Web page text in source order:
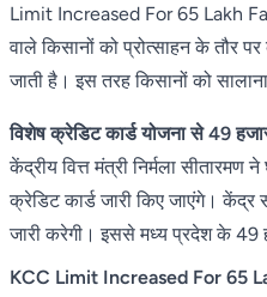
Limit Increased For 65 Lakh
वाले किसानों को प्रोत्साहन के तौर
जाती है। इस तरह किसानों को
विशेष क्रेडिट कार्ड योजना से 49
केंद्रीय वित्त मंत्री निर्मला सीतारमण
क्रेडिट कार्ड जारी किए जाएंगे।
जारी करेगी। इससे मध्य प्रदेश के 49
KCC Limit Increased For 65